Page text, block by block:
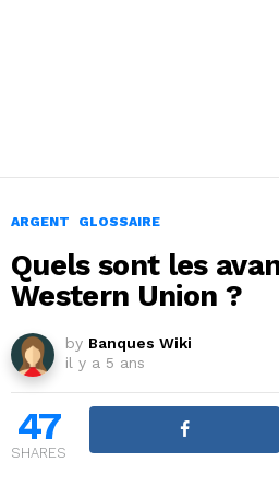
ARGENT GLOSSAIRE
Quels sont les
Western Union ?
by Banques Wiki
il y a 5 ans
47
SHARES